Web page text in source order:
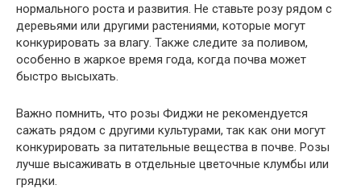
нормального роста и развития. Не ставьте розу рядом с
деревьями или другими растениями, которые могут
конкурировать за влагу. Также следите за поливом,
особенно в жаркое время года, когда почва может
быстро высыхать.
Важно помнить, что розы Фиджи не рекомендуется
сажать рядом с другими культурами, так как они могут
конкурировать за питательные вещества в почве. Розы
лучше высаживать в отдельные цветочные клумбы или
грядки.